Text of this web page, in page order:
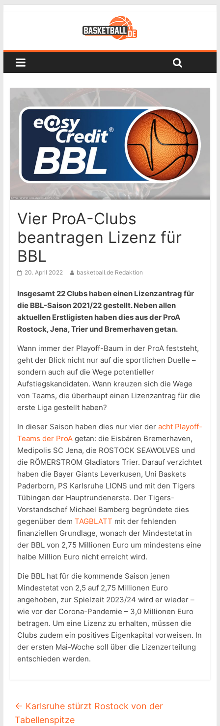
Vier ProA-Clubs
beantragen Lizenz für
BBL
20. April 2022 basketball.de Redaktion
Insgesamt 22 Clubs haben einen Lizenzantrag für
die BBL-Saison 2021/22 gestellt. Neben allen
aktuellen Erstligisten haben dies aus der ProA
Rostock, Jena, Trier und Bremerhaven getan.
Wann immer der Playoff-Baum in der ProA feststeht,
geht der Blick nicht nur auf die sportlichen Duelle –
sondern auch auf die Wege potentieller
Aufstiegskandidaten. Wann kreuzen sich die Wege
von Teams, die überhaupt einen Lizenzantrag für die
erste Liga gestellt haben?
In dieser Saison haben dies nur vier der acht Playoff-
Teams der ProAgetan: die Eisbären Bremerhaven,
Medipolis SC Jena, die ROSTOCK SEAWOLVES und
die RÖMERSTROM Gladiators Trier. Darauf verzichtet
haben die Bayer Giants Leverkusen, Uni Baskets
Paderborn, PS Karlsruhe LIONS und mit den Tigers
Tübingen der Hauptrundenerste. Der Tigers-
Vorstandschef Michael Bamberg begründete dies
gegenüber dem TAGBLATT mit der fehlenden
finanziellen Grundlage, wonach der Mindestetat in
der BBL von 2,75 Millionen Euro um mindestens eine
halbe Million Euro nicht erreicht wird.
Die BBL hat für die kommende Saison jenen
Mindestetat von 2,5 auf 2,75 Millionen Euro
angehoben, zur Spielzeit 2023/24 wird er wieder –
wie vor der Corona-Pandemie – 3,0 Millionen Euro
betragen. Um eine Lizenz zu erhalten, müssen die
Clubs zudem ein positives Eigenkapital vorweisen. In
der ersten Mai-Woche soll über die Lizenzerteilung
entschieden werden.
← Karlsruhe stürzt Rostock von der
Tabellenspitze